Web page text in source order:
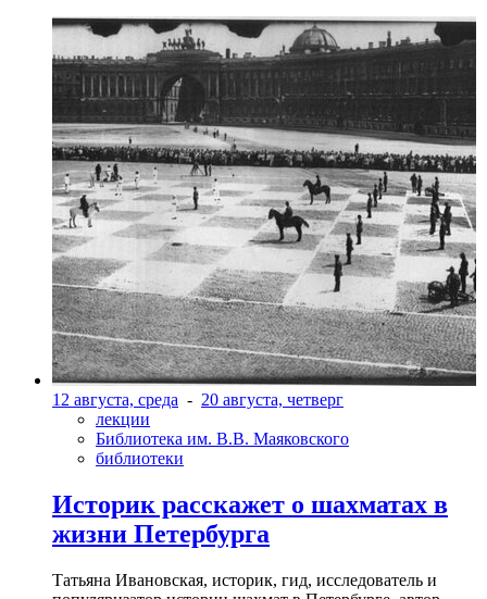
12 августа, среда - 20 августа, четверг
лекции
Библиотека им. В.В. Маяковского
библиотеки
Историк расскажет о шахматах в
жизни Петербурга
Татьяна Ивановская, историк, гид, исследователь и